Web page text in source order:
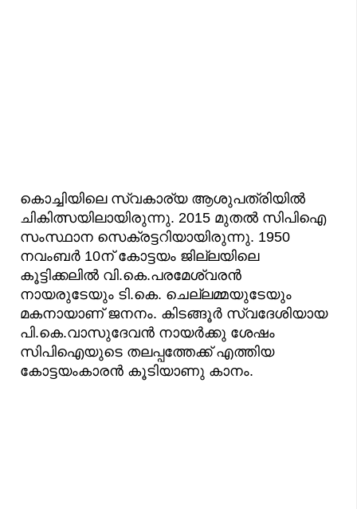
കൊച്ചിയിലെ സ്വകാര്യ ആശുപത്രിയിൽ
ചികിത്സയിലായിരുന്നു. 2015 മുതല്‍ സിപിഐ
സംസ്ഥാന സെക്രട്ടറിയായിരുന്നു. 1950
നവംബർ 10ന് കോട്ടയം ജില്ലയിലെ
കൂട്ടിക്കലിൽ വി.കെ.പരമേശ്വരൻ
നായരുടേയും ടി.കെ. ചെല്ലമ്മയുടേയും
മകനായാണ് ജനനം. കിടങ്ങൂർ സ്വദേശിയായ
പി.കെ.വാസുദേവൻ നായർക്കു ശേഷം
സിപിഐയുടെ തലപ്പത്തേക്ക് എത്തിയ
കോട്ടയംകാരൻ കൂടിയാണു കാനം.